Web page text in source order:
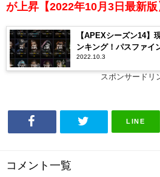
が上昇【2022年10月3日最新版
【APEXシーズン14】
ンキング！パスファイ
が上昇【2022年10月3
2022.10.3
スポンサードリ
LINE
コメント一覧